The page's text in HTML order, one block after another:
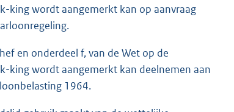
king wordt aangemerkt kan op aanvraag
en onderdeel f, van de Wet op de
king wordt aangemerkt kan deelnemen aan
1964.